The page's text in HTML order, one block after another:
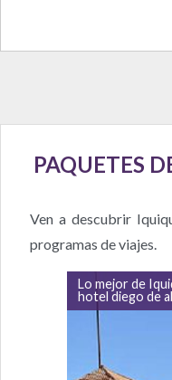
PAQUETES
Ven a descubrir
programas de viajes.
Lo mejor de
hotel diego de